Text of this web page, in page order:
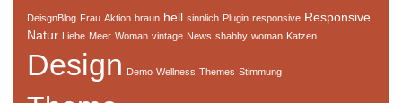
DeisgnBlog Frau Aktion braun hell sinnlich Plugin responsive Responsive
Natur
Liebe Meer Woman vintage News shabby woman Katzen
Design Demo Wellness Themes Stimmung